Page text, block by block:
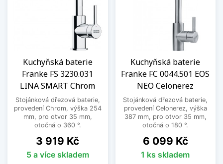
Kuchyňská baterie
Franke FS 3230.031
LINA SMART Chrom
Stojánková dřezová baterie,
provedení Chrom, výška 254
mm, pro otvor 35 mm,
otočná o 360 °.
Cena
3 919 Kč
5 a více skladem
Kuchyňská baterie
Franke FC 0044.501 EOS
NEO Celonerez
Stojánková dřezová baterie,
provedení Celonerez, výška
387 mm, pro otvor 35 mm,
otočná o 180 °.
Cena
6 099 Kč
1 ks skladem